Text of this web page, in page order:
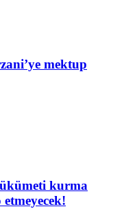
mektup
kurma